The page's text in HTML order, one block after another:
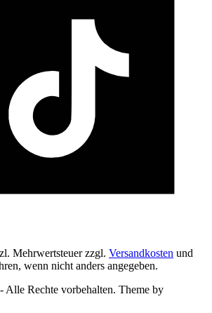
Mehrwertsteuer zzgl. Versandkosten und
wenn nicht anders angegeben.
Rechte vorbehalten. Theme by